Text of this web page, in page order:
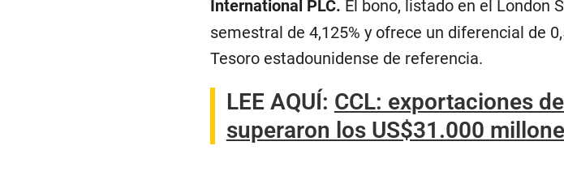
International PLC. El bono, listado en el London
semestral de 4,125% y ofrece un diferencial de
Tesoro estadounidense de referencia.
LEE AQUÍ: CCL: exportaciones
superaron los US$31.000